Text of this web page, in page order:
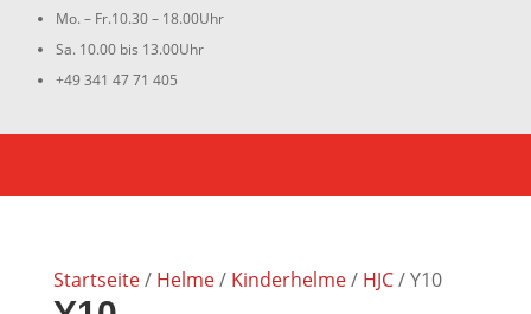
Mo. – Fr.10.30 – 18.00Uhr
Sa. 10.00 bis 13.00Uhr
+49 341 47 71 405
Startseite/ Helme/ Kinderhelme/ HJC/ Y10